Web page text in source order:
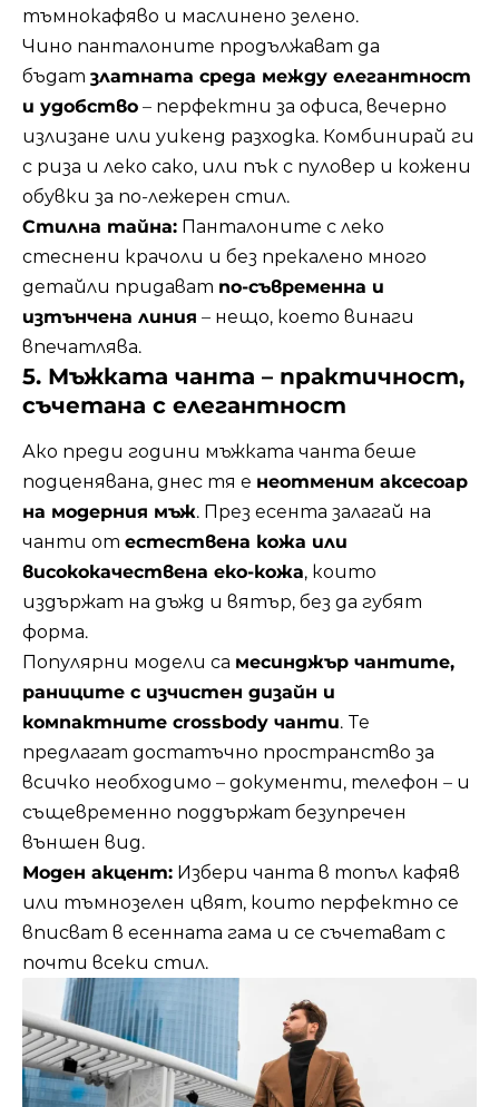
тъмнокафяво и маслинено зелено.
Чино панталоните продължават да
бъдат златната среда между елегантност
и удобство – перфектни за офиса, вечерно
излизане или уикенд разходка. Комбинирай ги
с риза и леко сако, или пък с пуловер и кожени
обувки за по-лежерен стил.
Стилна тайна: Панталоните с леко
стеснени крачоли и без прекалено много
детайли придават по-съвременна и
изтънчена линия – нещо, което винаги
впечатлява.
5. Мъжката чанта – практичност,
съчетана с елегантност
Ако преди години мъжката чанта беше
подценявана, днес тя е неотменим аксесоар
на модерния мъж. През есента залагай на
чанти от естествена кожа или
висококачествена еко-кожа, които
издържат на дъжд и вятър, без да губят
форма.
Популярни модели са месинджър чантите,
раниците с изчистен дизайн и
компактните crossbody чанти. Те
предлагат достатъчно пространство за
всичко необходимо – документи, телефон – и
същевременно поддържат безупречен
външен вид.
Моден акцент: Избери чанта в топъл кафяв
или тъмнозелен цвят, които перфектно се
вписват в есенната гама и се съчетават с
почти всеки стил.